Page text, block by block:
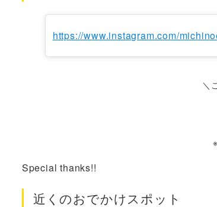
https://www.instagram.com/
＼
Special thanks!!
近くのおでかけスポット